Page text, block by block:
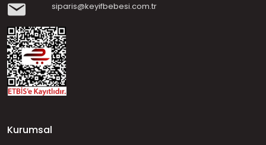
siparis@keyifbebesi.com.tr
Kurumsal